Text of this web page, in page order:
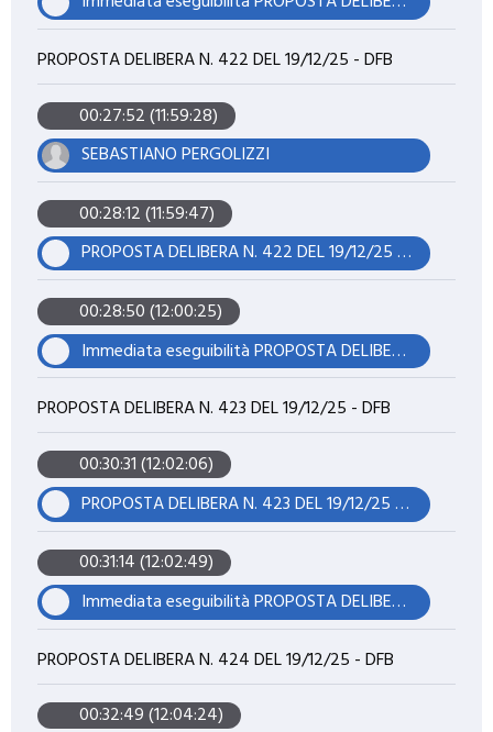
PROPOSTA DELIBERA N. 422 DEL 19/12/25 - DFB
00:27:52 (11:59:28)
SEBASTIANO PERGOLIZZI
00:28:12 (11:59:47)
PROPOSTA DELIBERA N. 422 DEL 19/12/25 - DFB
00:28:50 (12:00:25)
Immediata eseguibilità PROPOSTA DELIBERA N. 422 DEL 19/12/25 - DFB
PROPOSTA DELIBERA N. 423 DEL 19/12/25 - DFB
00:30:31 (12:02:06)
PROPOSTA DELIBERA N. 423 DEL 19/12/25 - DFB
00:31:14 (12:02:49)
Immediata eseguibilità PROPOSTA DELIBERA N. 423 DEL 19/12/25 - DFB
PROPOSTA DELIBERA N. 424 DEL 19/12/25 - DFB
00:32:49 (12:04:24)